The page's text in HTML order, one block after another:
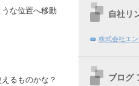
な位置へ移動
るものかな？
自社リ
株式会社エン
ブログ